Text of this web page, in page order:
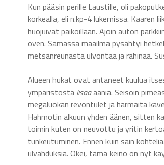
Kun pääsin perille Laustille, oli
korkealla, eli n.kp-4 lukemissa. Kaaren
huojuivat paikoillaan. Ajoin auton
oven. Samassa maailma pysähtyi
metsänreunasta ulvontaa ja rähinää.
Alueen hukat ovat antaneet kuulua
ympäristöstä lisääääniä. Seisoin
megaluokan revontulet ja harmaita
Hahmotin alkuun yhden äänen, sitten
toimin kuten on neuvottu ja yritin
tunkeutuminen. Ennen kuin sain
ulvahduksia. Okei, tämä keino on nyt